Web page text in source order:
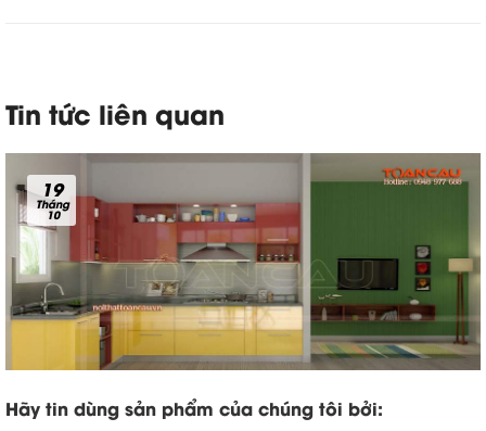
Tin tức liên quan
19
Tháng
10
Hãy tin dùng sản phẩm của chúng tôi bởi: